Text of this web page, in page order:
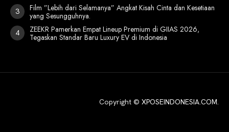
Film ”Lebih dari Selamanya” Angkat Kisah Cinta dan Kesetiaan
yang Sesungguhnya.
ZEEKR Pamerkan Empat Lineup Premium di GIIAS 2026,
Tegaskan Standar Baru Luxury EV di Indonesia
Copyright © XPOSEINDONESIA.COM.